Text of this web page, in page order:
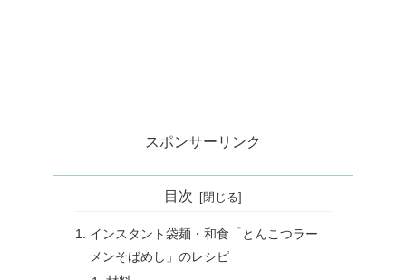
スポンサーリンク
目次
インスタント袋麺・和食「とんこつラー
メンそばめし」のレシピ